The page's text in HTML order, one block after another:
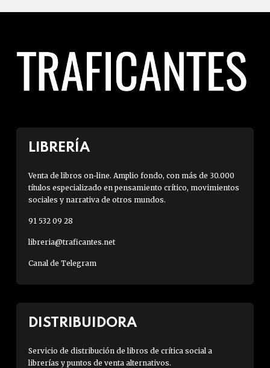
LIBRERÍA
Venta de libros on-line. Amplio fondo, con más de 30.000
títulos especializado en pensamiento crítico, movimientos
sociales y narrativa de otros mundos.
91 532 09 28
libreria@traficantes.net
Canal de Telegram
DISTRIBUIDORA
Servicio de distribución de libros de crítica social a
librerías y puntos de venta alternativos.